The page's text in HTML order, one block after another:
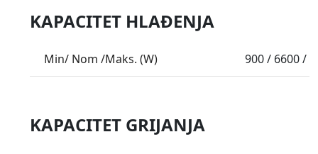
KAPACITET HLAĐENJA
Min/ Nom /Maks. (W) 900 / 6600 /
KAPACITET GRIJANJA